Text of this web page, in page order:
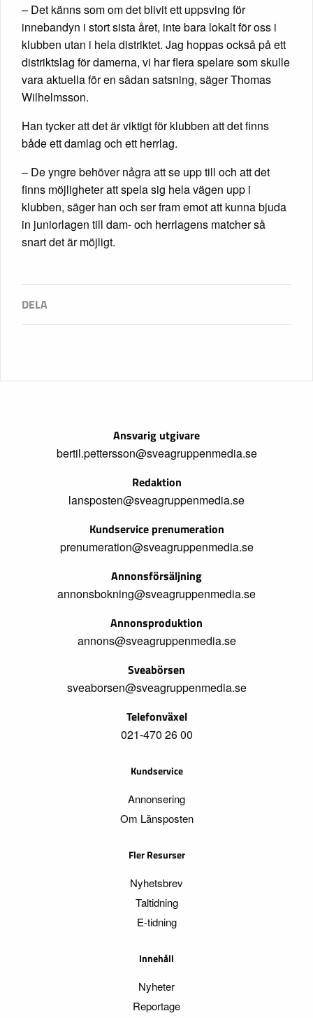
– Det känns som om det blivit ett uppsving för
innebandyn i stort sista året, inte bara lokalt för oss i
klubben utan i hela distriktet. Jag hoppas också på ett
distriktslag för damerna, vi har flera spelare som skulle
vara aktuella för en sådan satsning, säger Thomas
Wilhelmsson.
Han tycker att det är viktigt för klubben att det finns
både ett damlag och ett herrlag.
– De yngre behöver några att se upp till och att det
finns möjligheter att spela sig hela vägen upp i
klubben, säger han och ser fram emot att kunna bjuda
in juniorlagen till dam- och herrlagens matcher så
snart det är möjligt.
Ansvarig utgivare
bertil.pettersson@sveagruppenmedia.se
Redaktion
lansposten@sveagruppenmedia.se
Kundservice prenumeration
prenumeration@sveagruppenmedia.se
Annonsförsäljning
annonsbokning@sveagruppenmedia.se
Annonsproduktion
annons@sveagruppenmedia.se
Sveabörsen
sveaborsen@sveagruppenmedia.se
Telefonväxel
021-470 26 00
Kundservice
Annonsering
Om Länsposten
Fler Resurser
Nyhetsbrev
Taltidning
E-tidning
Innehåll
Nyheter
Reportage